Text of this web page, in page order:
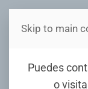
Estás
Puedes
o
Skip to main